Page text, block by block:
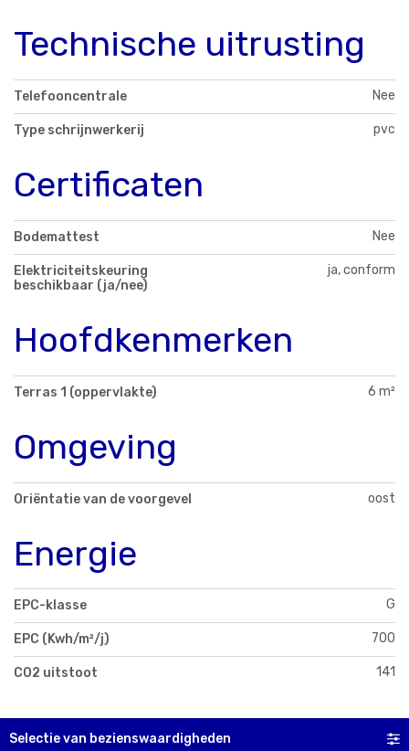
Technische uitrusting
Telefooncentrale Nee
Type schrijnwerkerij pvc
Certificaten
Bodemattest Nee
Elektriciteitskeuring
beschikbaar (ja/nee)
ja, conform
Hoofdkenmerken
Terras 1 (oppervlakte) 6 m²
Omgeving
Oriëntatie van de voorgevel oost
Energie
EPC-klasse G
EPC (Kwh/m²/j) 700
CO2 uitstoot 141
Selectie van bezienswaardigheden